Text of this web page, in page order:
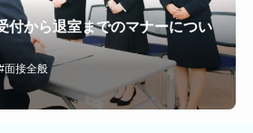
付から退室までのマナーについ
面接全般